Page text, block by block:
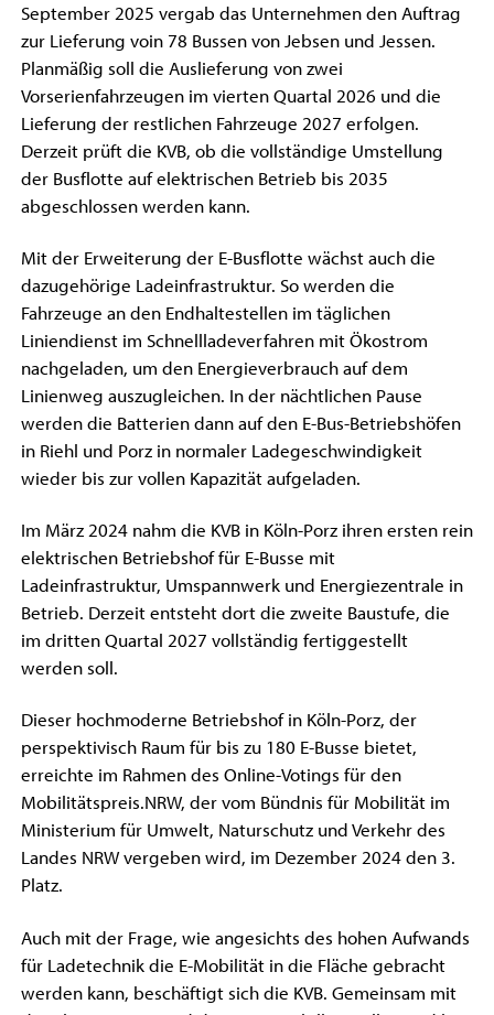
September 2025 vergab das Unternehmen den Auftrag
zur Lieferung voin 78 Bussen von Jebsen und Jessen.
Planmäßig soll die Auslieferung von zwei
Vorserienfahrzeugen im vierten Quartal 2026 und die
Lieferung der restlichen Fahrzeuge 2027 erfolgen.
Derzeit prüft die KVB, ob die vollständige Umstellung
der Busflotte auf elektrischen Betrieb bis 2035
abgeschlossen werden kann.
Mit der Erweiterung der E-Busflotte wächst auch die
dazugehörige Ladeinfrastruktur. So werden die
Fahrzeuge an den Endhaltestellen im täglichen
Liniendienst im Schnellladeverfahren mit Ökostrom
nachgeladen, um den Energieverbrauch auf dem
Linienweg auszugleichen. In der nächtlichen Pause
werden die Batterien dann auf den E-Bus-Betriebshöfen
in Riehl und Porz in normaler Ladegeschwindigkeit
wieder bis zur vollen Kapazität aufgeladen.
Im März 2024 nahm die KVB in Köln-Porz ihren ersten rein
elektrischen Betriebshof für E-Busse mit
Ladeinfrastruktur, Umspannwerk und Energiezentrale in
Betrieb. Derzeit entsteht dort die zweite Baustufe, die
im dritten Quartal 2027 vollständig fertiggestellt
werden soll.
Dieser hochmoderne Betriebshof in Köln-Porz, der
perspektivisch Raum für bis zu 180 E-Busse bietet,
erreichte im Rahmen des Online-Votings für den
Mobilitätspreis.NRW, der vom Bündnis für Mobilität im
Ministerium für Umwelt, Naturschutz und Verkehr des
Landes NRW vergeben wird, im Dezember 2024 den 3.
Platz.
Auch mit der Frage, wie angesichts des hohen Aufwands
für Ladetechnik die E-Mobilität in die Fläche gebracht
werden kann, beschäftigt sich die KVB. Gemeinsam mit